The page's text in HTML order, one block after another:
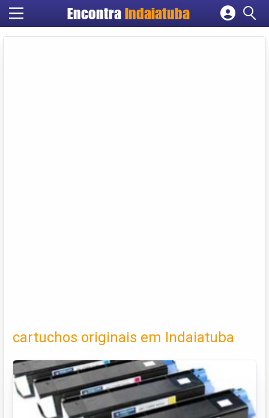
Encontra Indaiatuba
Cadastrar empresa
cartuchos originais em Indaiatuba